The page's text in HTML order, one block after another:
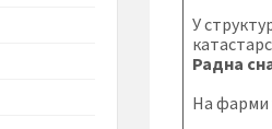
У
Радна
На фарми